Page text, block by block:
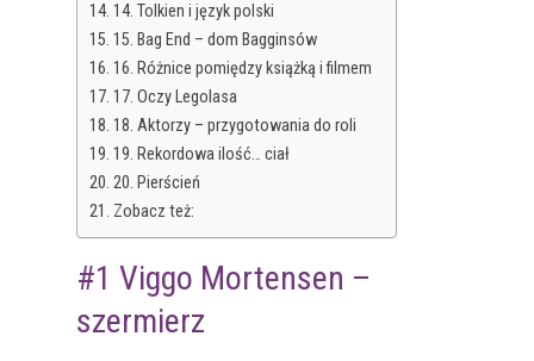
14. Tolkien i język polski
15. Bag End – dom Bagginsów
16. Różnice pomiędzy książką i filmem
17. Oczy Legolasa
18. Aktorzy – przygotowania do roli
19. Rekordowa ilość… ciał
20. Pierścień
Zobacz też:
#1 Viggo Mortensen –
szermierz